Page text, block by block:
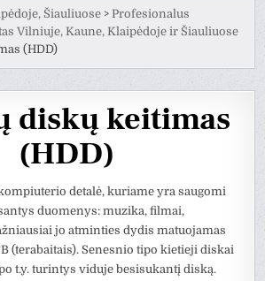
Šiauliuose >Profesionalus
Vilniuje, Kaune, Klaipėdoje ir Šiauliuose
(HDD)
diskų keitimas
(HDD)
detalė, kuriame yra saugomi
duomenys: muzika, filmai,
jo atminties dydis matuojamas
(terabaitais). Senesnio tipo kietieji diskai
t.y. turintys viduje besisukantį diską.